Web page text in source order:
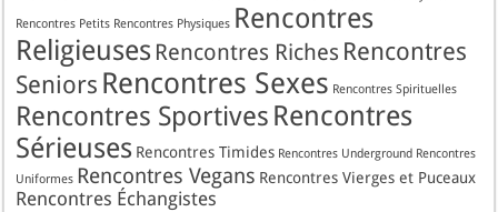
Rencontres Petits Rencontres Physiques Rencontres
Religieuses Rencontres Riches Rencontres
Seniors Rencontres Sexes Rencontres Spirituelles
Rencontres Sportives Rencontres
Sérieuses Rencontres Timides Rencontres Underground Rencontres
Uniformes Rencontres Vegans Rencontres Vierges et Puceaux
Rencontres Échangistes